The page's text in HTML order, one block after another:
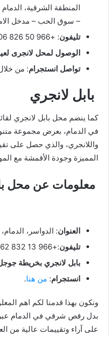
– سوق الحب – مدخل
تليفون: +966 50 826 7006.
الوصول لمحل لانجرى
تواصل انستجرام: من
بابل لانجري
كما ينضم محل بابل لانجري
في الدمام، بعرض مجموعة
واللانجري، والذي حصل على
المميزة وجودة الأقمشة مع
معلومات عن محل
العنوان: الدواسر،
تليفون:+966 13 832 5662
بابل لانجري بخريطة
انستجرام: من هنا.
بدل رقص شرقي في الدمام عبر
على آراء وتقييمات عالية من